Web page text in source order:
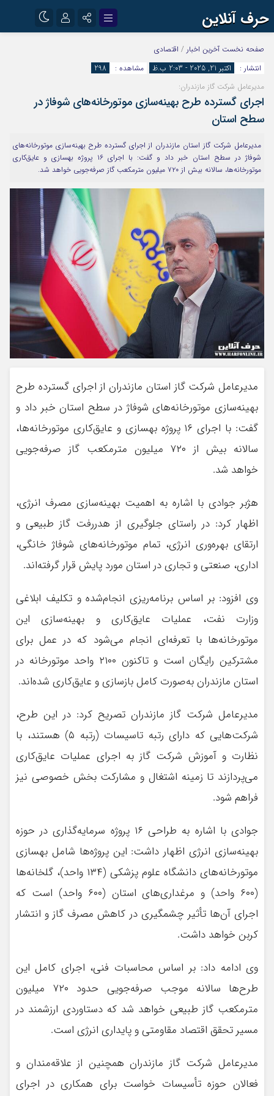
حرف آنلاین
اینستاگرام
آپارات
رمز عبور
مرا به خاطر بسپار
صفحه نخست آخرین اخبار / اقتصادی
انتشار :
اکتبر 21, 2025 - 2:03 ب.ظ مشاهده :
298
مدیرعامل شرکت گاز مازندران:
اجرای گسترده طرح بهینه‌سازی موتورخانه‌های شوفاژ در
سطح استان
مدیرعامل شرکت گاز استان مازندران از اجرای گسترده طرح بهینه‌سازی موتورخانه‌های
شوفاژ در سطح استان خبر داد و گفت: با اجرای ۱۶ پروژه بهسازی و عایق‌کاری
موتورخانه‌ها، سالانه بیش از ۷۲۰ میلیون مترمکعب گاز صرفه‌جویی خواهد شد.
مدیرعامل شرکت گاز استان مازندران از اجرای گسترده طرح
بهینه‌سازی موتورخانه‌های شوفاژ در سطح استان خبر داد و
گفت: با اجرای ۱۶ پروژه بهسازی و عایق‌کاری موتورخانه‌ها،
سالانه بیش از ۷۲۰ میلیون مترمکعب گاز صرفه‌جویی
خواهد شد.
هژبر جوادی با اشاره به اهمیت بهینه‌سازی مصرف انرژی،
اظهار کرد: در راستای جلوگیری از هدررفت گاز طبیعی و
ارتقای بهره‌وری انرژی، تمام موتورخانه‌های شوفاژ خانگی،
اداری، صنعتی و تجاری در استان مورد پایش قرار گرفته‌اند.
وی افزود: بر اساس برنامه‌ریزی انجام‌شده و تکلیف ابلاغی
وزارت نفت، عملیات عایق‌کاری و بهینه‌سازی این
موتورخانه‌ها با تعرفه‌ای انجام می‌شود که در عمل برای
مشترکین رایگان است و تاکنون ۲۱۰۰ واحد موتورخانه در
استان مازندران به‌صورت کامل بازسازی و عایق‌کاری شده‌اند.
مدیرعامل شرکت گاز مازندران تصریح کرد: در این طرح،
شرکت‌هایی که دارای رتبه تاسیسات (رتبه ۵) هستند، با
نظارت و آموزش شرکت گاز به اجرای عملیات عایق‌کاری
می‌پردازند تا زمینه اشتغال و مشارکت بخش خصوصی نیز
فراهم شود.
جوادی با اشاره به طراحی ۱۶ پروژه سرمایه‌گذاری در حوزه
بهینه‌سازی انرژی اظهار داشت: این پروژه‌ها شامل بهسازی
موتورخانه‌های دانشگاه علوم پزشکی (۱۳۴ واحد)، گلخانه‌ها
(۶۰۰ واحد) و مرغداری‌های استان (۶۰۰ واحد) است که
اجرای آن‌ها تأثیر چشمگیری در کاهش مصرف گاز و انتشار
کربن خواهد داشت.
وی ادامه داد: بر اساس محاسبات فنی، اجرای کامل این
طرح‌ها سالانه موجب صرفه‌جویی حدود ۷۲۰ میلیون
مترمکعب گاز طبیعی خواهد شد که دستاوردی ارزشمند در
مسیر تحقق اقتصاد مقاومتی و پایداری انرژی است.
مدیرعامل شرکت گاز مازندران همچنین از علاقه‌مندان و
فعالان حوزه تأسیسات خواست برای همکاری در اجرای